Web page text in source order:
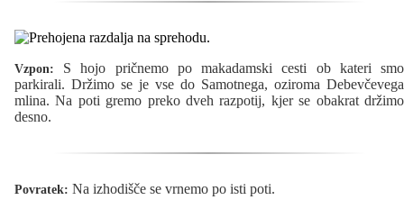
Vzpon:
S hojo pričnemo po makadamski cesti ob kateri smo
parkirali. Držimo se je vse do Samotnega, oziroma Debevčevega
mlina. Na poti gremo preko dveh razpotij, kjer se obakrat držimo
desno.
Povratek: Na izhodišče se vrnemo po isti poti.